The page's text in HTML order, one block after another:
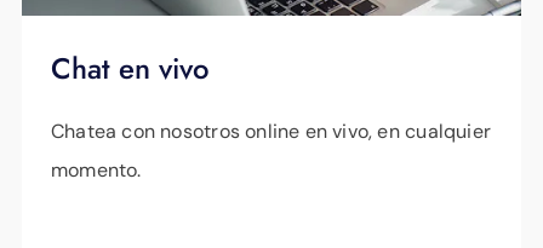
Chat en vivo
Chatea con nosotros online en vivo, en cualquier
momento.